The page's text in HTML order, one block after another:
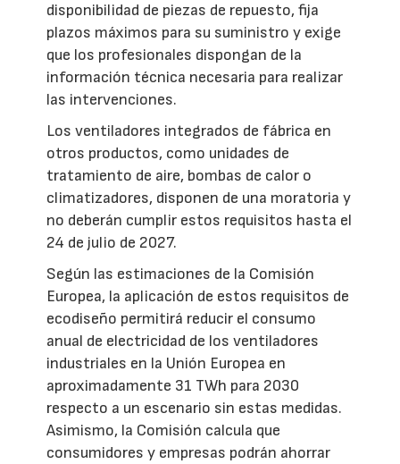
disponibilidad de piezas de repuesto, fija
plazos máximos para su suministro y exige
que los profesionales dispongan de la
información técnica necesaria para realizar
las intervenciones.
Los ventiladores integrados de fábrica en
otros productos, como unidades de
tratamiento de aire, bombas de calor o
climatizadores, disponen de una moratoria y
no deberán cumplir estos requisitos hasta el
24 de julio de 2027.
Según las estimaciones de la Comisión
Europea, la aplicación de estos requisitos de
ecodiseño permitirá reducir el consumo
anual de electricidad de los ventiladores
industriales en la Unión Europea en
aproximadamente 31 TWh para 2030
respecto a un escenario sin estas medidas.
Asimismo, la Comisión calcula que
consumidores y empresas podrán ahorrar